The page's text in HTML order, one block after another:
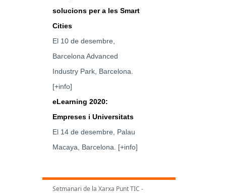
solucions per a les Smart
Cities
El 10 de desembre,
Barcelona Advanced
Industry Park, Barcelona.
[+info]
eLearning 2020:
Empreses i Universitats
El 14 de desembre, Palau
Macaya, Barcelona. [+info]
Setmanari de la Xarxa Punt TIC -